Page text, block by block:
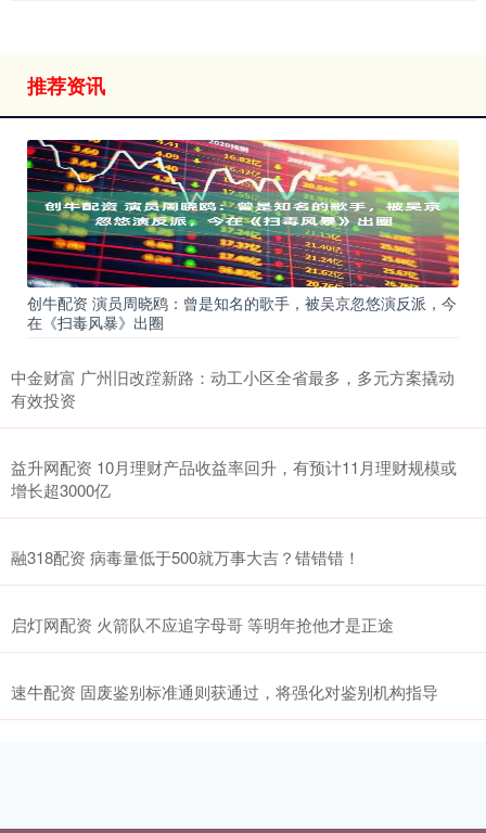
推荐资讯
创牛配资 演员周晓鸥：曾是知名的歌手，被吴京忽悠演反派，今
在《扫毒风暴》出圈
中金财富 广州旧改蹚新路：动工小区全省最多，多元方案撬动
有效投资
益升网配资 10月理财产品收益率回升，有预计11月理财规模或
增长超3000亿
融318配资 病毒量低于500就万事大吉？错错错！
启灯网配资 火箭队不应追字母哥 等明年抢他才是正途
速牛配资 固废鉴别标准通则获通过，将强化对鉴别机构指导